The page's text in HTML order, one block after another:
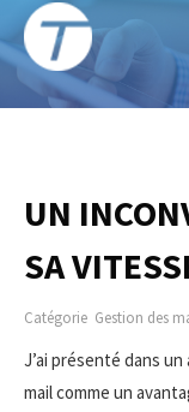
UN
SA
Catégorie Gestion des
J’ai présenté dans
mail comme un